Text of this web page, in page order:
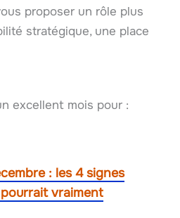
proposer un rôle plus
stratégique, une place
excellent mois pour :
: les 4 signes
vraiment